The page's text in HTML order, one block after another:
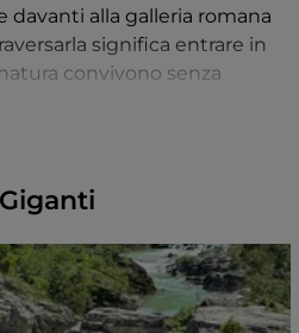
alla galleria romana
significa entrare in
convivono senza
le stratificazioni della roccia,
d'insieme. Alzando lo
la gola è uno dei luoghi
e non è raro vederla
più impervi. Godetevi la